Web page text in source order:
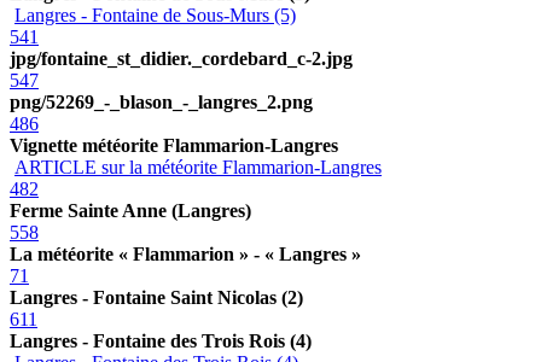
Langres - Fontaine de Sous-Murs (5)
541
jpg/fontaine_st_didier._cordebard_c-2.jpg
547
png/52269_-_blason_-_langres_2.png
486
Vignette météorite Flammarion-Langres
ARTICLE sur la météorite Flammarion-Langres
482
Ferme Sainte Anne (Langres)
558
La météorite « Flammarion » - « Langres »
71
Langres - Fontaine Saint Nicolas (2)
611
Langres - Fontaine des Trois Rois (4)